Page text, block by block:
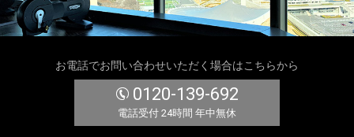
お電話でお問い合わせいただく場合はこちらから
0120-139-692
電話受付 24時間 年中無休